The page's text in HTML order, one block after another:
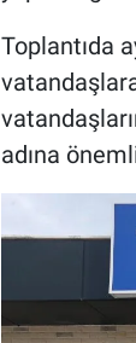
Toplantıda
adına